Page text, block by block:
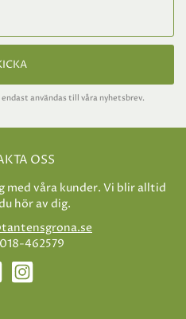
användas till våra nyhetsbrev.
OSS
med våra kunder. Vi blir alltid
hör av dig.
462579